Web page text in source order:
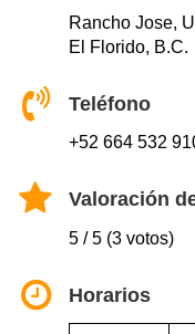
Rancho Jose,
El Florido, B.C.
Teléfono
+52 664 532
Valoración
5 / 5 (3 votos)
Horarios